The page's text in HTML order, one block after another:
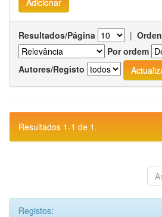
Resultados/Página |
Por ordem
Autores/Registo
Resultados 1-1 de 1.
Registos: